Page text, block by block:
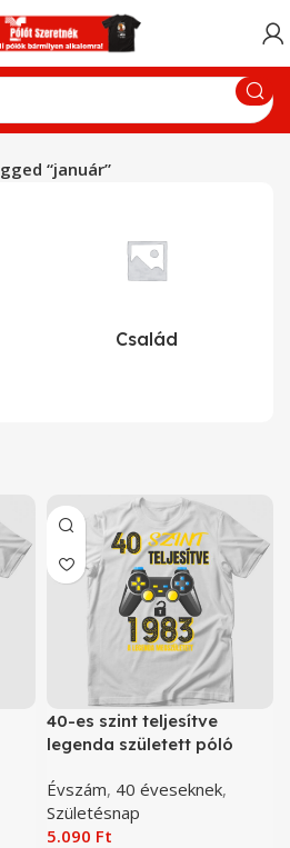
“január”
Család
40-es szint teljesítve
legenda született póló
Évszám, 40 éveseknek,
Születésnap
5.090 Ft